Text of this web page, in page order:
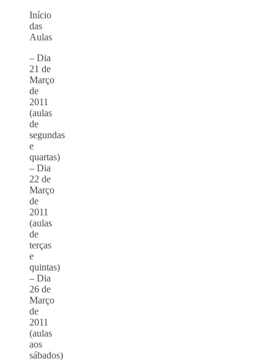
Início
das
Aulas
– Dia
21 de
Março
de
2011
(aulas
de
segundas
e
quartas)
– Dia
22 de
Março
de
2011
(aulas
de
terças
e
quintas)
– Dia
26 de
Março
de
2011
(aulas
aos
sábados)